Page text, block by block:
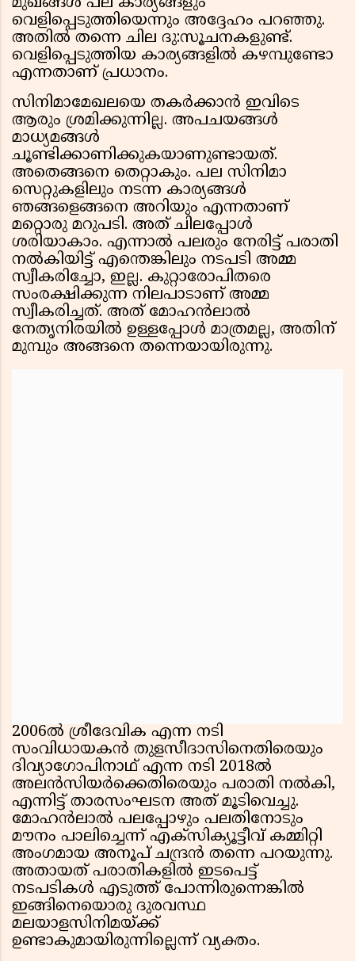
വെളിപ്പെടുത്തിയെന്നും അദ്ദേഹം പറഞ്ഞു.
അതില്‍ തന്നെ ചില ദു:സൂചനകളുണ്ട്.
വെളിപ്പെടുത്തിയ കാര്യങ്ങളില്‍ കഴമ്പുണ്ടോ
എന്നതാണ് പ്രധാനം.
സിനിമാമേഖലയെ തകര്‍ക്കാന്‍ ഇവിടെ
ആരും ശ്രമിക്കുന്നില്ല. അപചയങ്ങള്‍
മാധ്യമങ്ങള്‍
ചൂണ്ടിക്കാണിക്കുകയാണുണ്ടായത്.
അതെങ്ങനെ തെറ്റാകും. പല സിനിമാ
സെറ്റുകളിലും നടന്ന കാര്യങ്ങള്‍
ഞങ്ങളെങ്ങനെ അറിയും എന്നതാണ്
മറ്റൊരു മറുപടി. അത് ചിലപ്പോള്‍
ശരിയാകാം. എന്നാല്‍ പലരും നേരിട്ട് പരാതി
നല്‍കിയിട്ട് എന്തെങ്കിലും നടപടി അമ്മ
സ്വീകരിച്ചോ, ഇല്ല. കുറ്റാരോപിതരെ
സംരക്ഷിക്കുന്ന നിലപാടാണ് അമ്മ
സ്വീകരിച്ചത്. അത് മോഹന്‍ലാല്‍
നേതൃനിരയില്‍ ഉള്ളപ്പോള്‍ മാത്രമല്ല, അതിന്
മുമ്പും അങ്ങനെ തന്നെയായിരുന്നു.
2006ല്‍ ശ്രീദേവിക എന്ന നടി
സംവിധായകന്‍ തുളസീദാസിനെതിരെയും
ദിവ്യാഗോപിനാഥ് എന്ന നടി 2018ല്‍
അലന്‍സിയര്‍ക്കെതിരെയും പരാതി നല്‍കി,
എന്നിട്ട് താരസംഘടന അത് മൂടിവെച്ചു.
മോഹന്‍ലാല്‍ പലപ്പോഴും പലതിനോടും
മൗനം പാലിച്ചെന്ന് എക്‌സിക്യൂട്ടീവ് കമ്മിറ്റി
അംഗമായ അനൂപ് ചന്ദ്രന്‍ തന്നെ പറയുന്നു.
അതായത് പരാതികളില്‍ ഇടപെട്ട്
നടപടികള്‍ എടുത്ത് പോന്നിരുന്നെങ്കില്‍
ഇങ്ങിനെയൊരു ദുരവസ്ഥ
മലയാളസിനിമയ്ക്ക്
ഉണ്ടാകുമായിരുന്നില്ലെന്ന് വ്യക്തം.